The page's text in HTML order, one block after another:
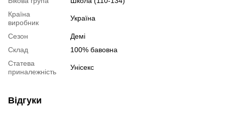
Країна
виробник
Україна
Сезон
Демі
Склад
100% бавовна
Статева
приналежність
Унісекс
Відгуки